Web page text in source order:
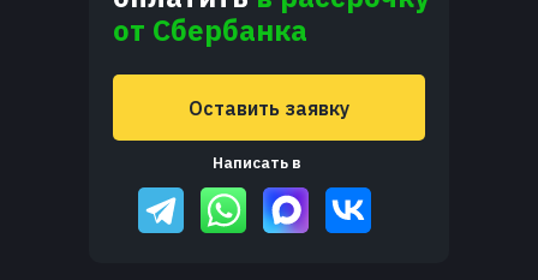
от Сбербанка
Оставить заявку
Написать в